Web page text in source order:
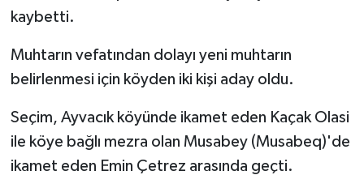
kaybetti.
Muhtarın vefatından dolayı yeni muhtarın
belirlenmesi için köyden iki kişi aday oldu.
Seçim, Ayvacık köyünde ikamet eden Kaçak Olasi
ile köye bağlı mezra olan Musabey (Musabeq)'de
ikamet eden Emin Çetrez arasında geçti.